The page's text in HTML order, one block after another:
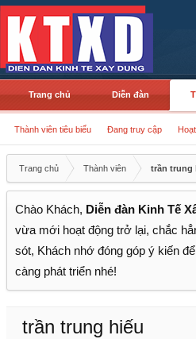
Trang chủ Diễn đàn
Thành viên tiêu biểu Đang truy cập
Trang chủ Thành viên trần trung
Chào Khách, Diễn đàn Kinh Tế
vừa mới hoạt động trở lại, chắc
sót, Khách nhớ đóng góp ý kiến
càng phát triển nhé!
trần trung hiếu